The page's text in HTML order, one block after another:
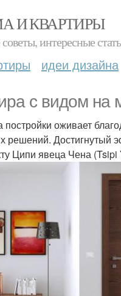
И КВАРТИРЫ
интересные
идеи дизайна
с видом на
постройки оживает
Достигнутый
Ципи явеца Чена (Tsipi